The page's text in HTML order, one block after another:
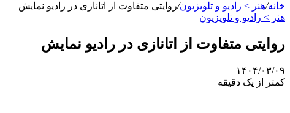
خانه/هنر > رادیو و تلویزیون/روایتی متفاوت از اتانازی در رادیو نمایش
هنر > رادیو و تلویزیون
روایتی متفاوت از اتانازی در رادیو نمایش
۱۴۰۴/۰۳/۰۹
کمتر از یک دقیقه